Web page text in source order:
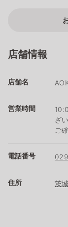
店舗情報
店舗名
営業時間
ざ
ご
電話番号
住所 茨